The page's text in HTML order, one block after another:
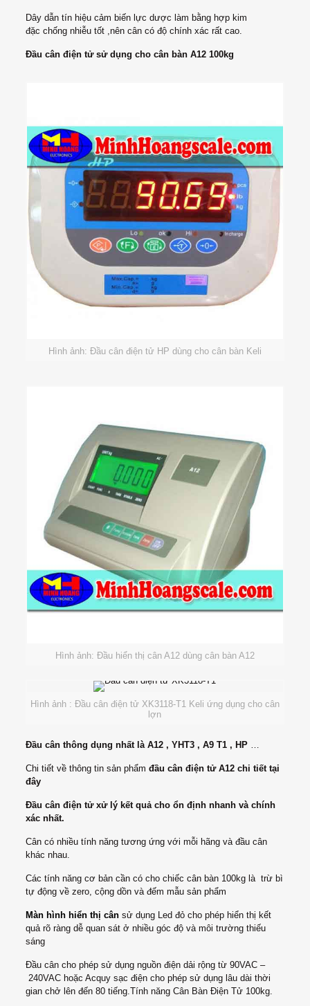
Dây dẫn tín hiệu cảm biến lực dược làm bằng hợp kim
đặc chống nhiễu tốt ,nên cân có độ chính xác rất cao.
Đầu cân điện tử sử dụng cho cân bàn A12 100kg
Hình ảnh: Đầu cân điện tử HP dùng cho cân bàn Keli
Hình ảnh: Đầu hiển thị cân A12 dùng cân bàn A12
Hình ảnh : Đầu cân điện tử XK3118-T1 Keli ứng dụng cho cân
lợn
Đầu cân thông dụng nhất là A12 , YHT3 , A9 T1 , HP…
Chi tiết về thông tin sản phẩm đầu cân điện tử A12 chi tiết tại
đây
Đầu cân điện tử xử lý kết quả cho ổn định nhanh và chính
xác nhất.
Cân có nhiều tính năng tương ứng với mỗi hãng và đầu cân
khác nhau.
Các tính năng cơ bản cần có cho chiếc cân bàn 100kg là trừ bì
tự động về zero, cộng dồn và đếm mẫu sản phẩm
Màn hình hiển thị cânsử dụng Led đỏ cho phép hiển thị kết
quả rõ ràng dễ quan sát ở nhiều góc độ và môi trường thiếu
sáng
Đầu cân cho phép sử dụng nguồn điện dải rộng từ 90VAC –
240VAC hoặc Acquy sạc điện cho phép sử dụng lâu dài thời
gian chở lên đến 80 tiếng.Tính năng Cân Bàn Điện Tử 100kg.